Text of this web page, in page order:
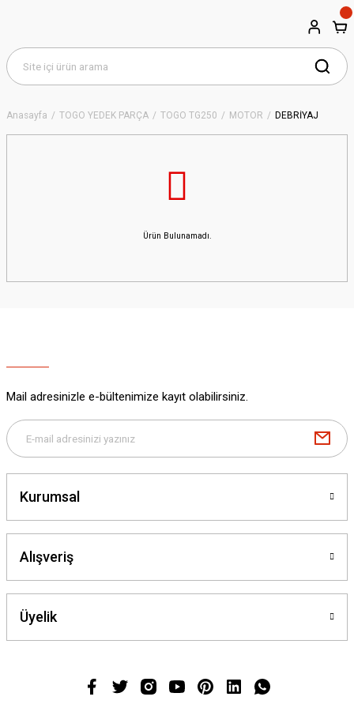
Anasayfa TOGO YEDEK PARÇA TOGO TG250 MOTOR DEBRİYAJ
Ürün Bulunamadı.
Mail adresinizle e-bültenimize kayıt olabilirsiniz.
Kurumsal
Alışveriş
Üyelik